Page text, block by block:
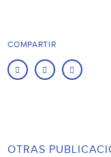
COMPARTIR
OTRAS